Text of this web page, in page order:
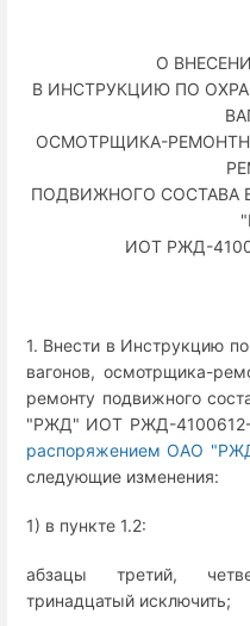
О
В ИНСТРУКЦИЮ ПО
ОСМОТРЩИКА-
ПОДВИЖНОГО СОСТАВА
ИОТ РЖД-
1. Внести в Инструкцию
вагонов, осмотрщика-
ремонту подвижного
"РЖД" ИОТ РЖД-4100612-
распоряжением ОАО
следующие изменения:
1) в пункте 1.2:
абзацы третий,
тринадцатый исключить;